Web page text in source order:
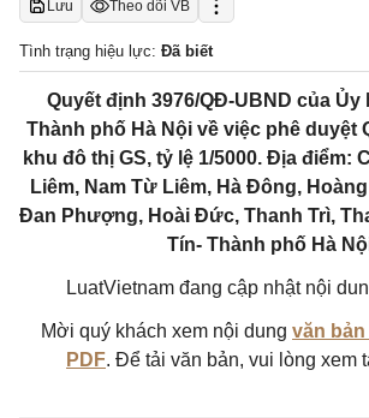
Lưu Theo dõi VB
Tình trạng hiệu lực: Đã biết
Quyết định 3976/QĐ-UBND của Ủy
Thành phố Hà Nội về việc phê duyệt
khu đô thị GS, tỷ lệ 1/5000. Địa điểm:
Liêm, Nam Từ Liêm, Hà Đông,
Đan Phượng, Hoài Đức, Thanh Trì,
Tín- Thành phố Hà
LuatVietnam đang cập nhật nội
Mời quý khách xem nội dung văn
PDF. Để tải văn bản, vui lòng xem